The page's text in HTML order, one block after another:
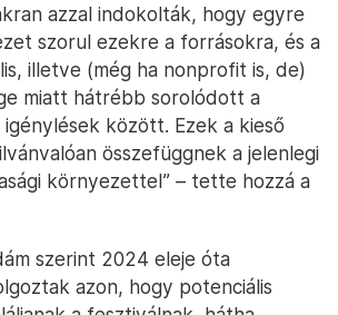
azzal indokolták, hogy egyre
szorul ezekre a forrásokra, és a
illetve (még ha nonprofit is, de)
miatt hátrébb sorolódott a
között. Ezek a kieső
összefüggnek a jelenlegi
környezettel” – tette hozzá a
szerint 2024 eleje óta
azon, hogy potenciális